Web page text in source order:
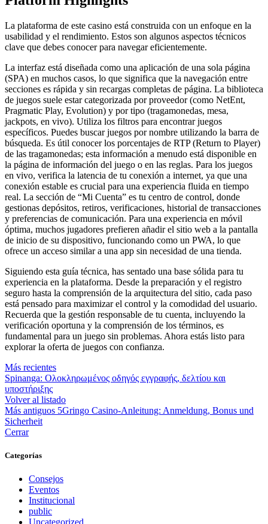
La plataforma de este casino está construida con un enfoque en la
usabilidad y el rendimiento. Estos son algunos aspectos técnicos
clave que debes conocer para navegar eficientemente.
La interfaz está diseñada como una aplicación de una sola página
(SPA) en muchos casos, lo que significa que la navegación entre
secciones es rápida y sin recargas completas de página. La biblioteca
de juegos suele estar categorizada por proveedor (como NetEnt,
Pragmatic Play, Evolution) y por tipo (tragamonedas, mesa,
jackpots, en vivo). Utiliza los filtros para encontrar juegos
específicos. Puedes buscar juegos por nombre utilizando la barra de
búsqueda. Es útil conocer los porcentajes de RTP (Return to Player)
de las tragamonedas; esta información a menudo está disponible en
la página de información del juego o en las reglas. Para los juegos
en vivo, verifica la latencia de tu conexión a internet, ya que una
conexión estable es crucial para una experiencia fluida en tiempo
real. La sección de “Mi Cuenta” es tu centro de control, donde
gestionas depósitos, retiros, verificaciones, historial de transacciones
y preferencias de comunicación. Para una experiencia en móvil
óptima, muchos jugadores prefieren añadir el sitio web a la pantalla
de inicio de su dispositivo, funcionando como un PWA, lo que
ofrece un acceso similar a una app sin necesidad de una tienda.
Siguiendo esta guía técnica, has sentado una base sólida para tu
experiencia en la plataforma. Desde la preparación y el registro
seguro hasta la comprensión de la arquitectura del sitio, cada paso
está pensado para maximizar el control y la comodidad del usuario.
Recuerda que la gestión responsable de tu cuenta, incluyendo la
verificación oportuna y la comprensión de los términos, es
fundamental para un juego sin problemas. Ahora estás listo para
explorar la oferta de juegos con confianza.
Más recientes
Spinanga: Ολοκληρωμένος οδηγός εγγραφής, δελτίου και
υποστήριξης
Volver al listado
Más antiguos 5Gringo Casino-Anleitung: Anmeldung, Bonus und
Sicherheit
Cerrar
Categorías
Consejos
Eventos
Institucional
public
Uncategorized